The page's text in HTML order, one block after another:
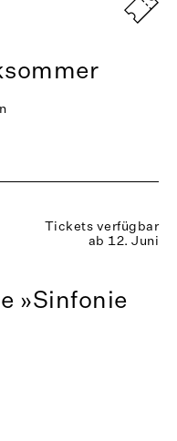
Tickets verfügbar
ab 12. Juni
»Sinfonie